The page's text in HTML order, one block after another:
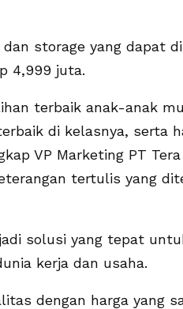
storage yang dapat
4,999 juta.
terbaik anak-anak
di kelasnya, serta
VP Marketing PT
tertulis yang
solusi yang tepat
kerja dan usaha.
dengan harga yang